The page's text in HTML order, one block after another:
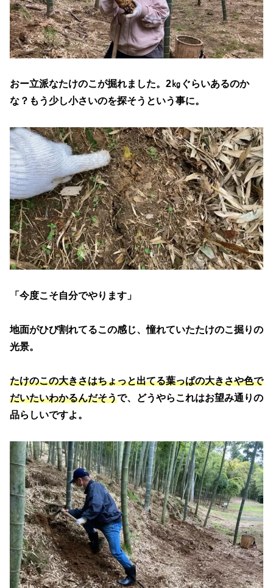
おー立派なたけのこが掘れました。2㎏ぐらいあるのか
な？もう少し小さいのを探そうという事に。
「今度こそ自分でやります」
地面がひび割れてるこの感じ、憧れていたたけのこ掘りの
光景。
たけのこの大きさはちょっと出てる葉っぱの大きさや色で
だいたいわかるんだそうで、どうやらこれはお望み通りの
品らしいですよ。